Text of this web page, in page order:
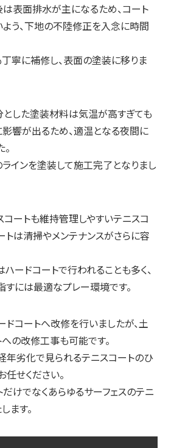
表面排水が主になるため、コート
う、下地の不陸修正を入念に時間
寧に補修し、表面の塗装に移りま
した塗装材料は気温が高すぎても
響が出るため、適温となる夜間に
インを塗装して施工完了となりまし
ートも維持管理しやすいテニスコ
トは清掃やメンテナンスがさらに容
ードコートで行われることも多く、
には最適なプレー環境です。
コートへ改修を行いましたが、土
の改修工事も可能です。
年劣化で見られるテニスコートのひ
せください。
けでなくあらゆるサーフェスのテニ
ます。